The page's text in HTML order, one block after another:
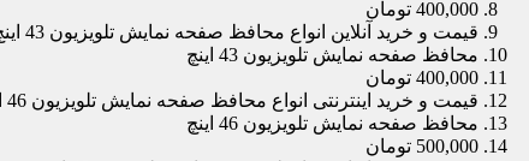
400,000 تومان
قیمت و خرید آنلاین انواع محافظ صفحه نمایش تلویزیون 43 اینچ
محافظ صفحه نمایش تلویزیون 43 اینچ
400,000 تومان
قیمت و خرید اینترنتی انواع محافظ صفحه نمایش تلویزیون 46 اینچ
محافظ صفحه نمایش تلویزیون 46 اینچ
500,000 تومان